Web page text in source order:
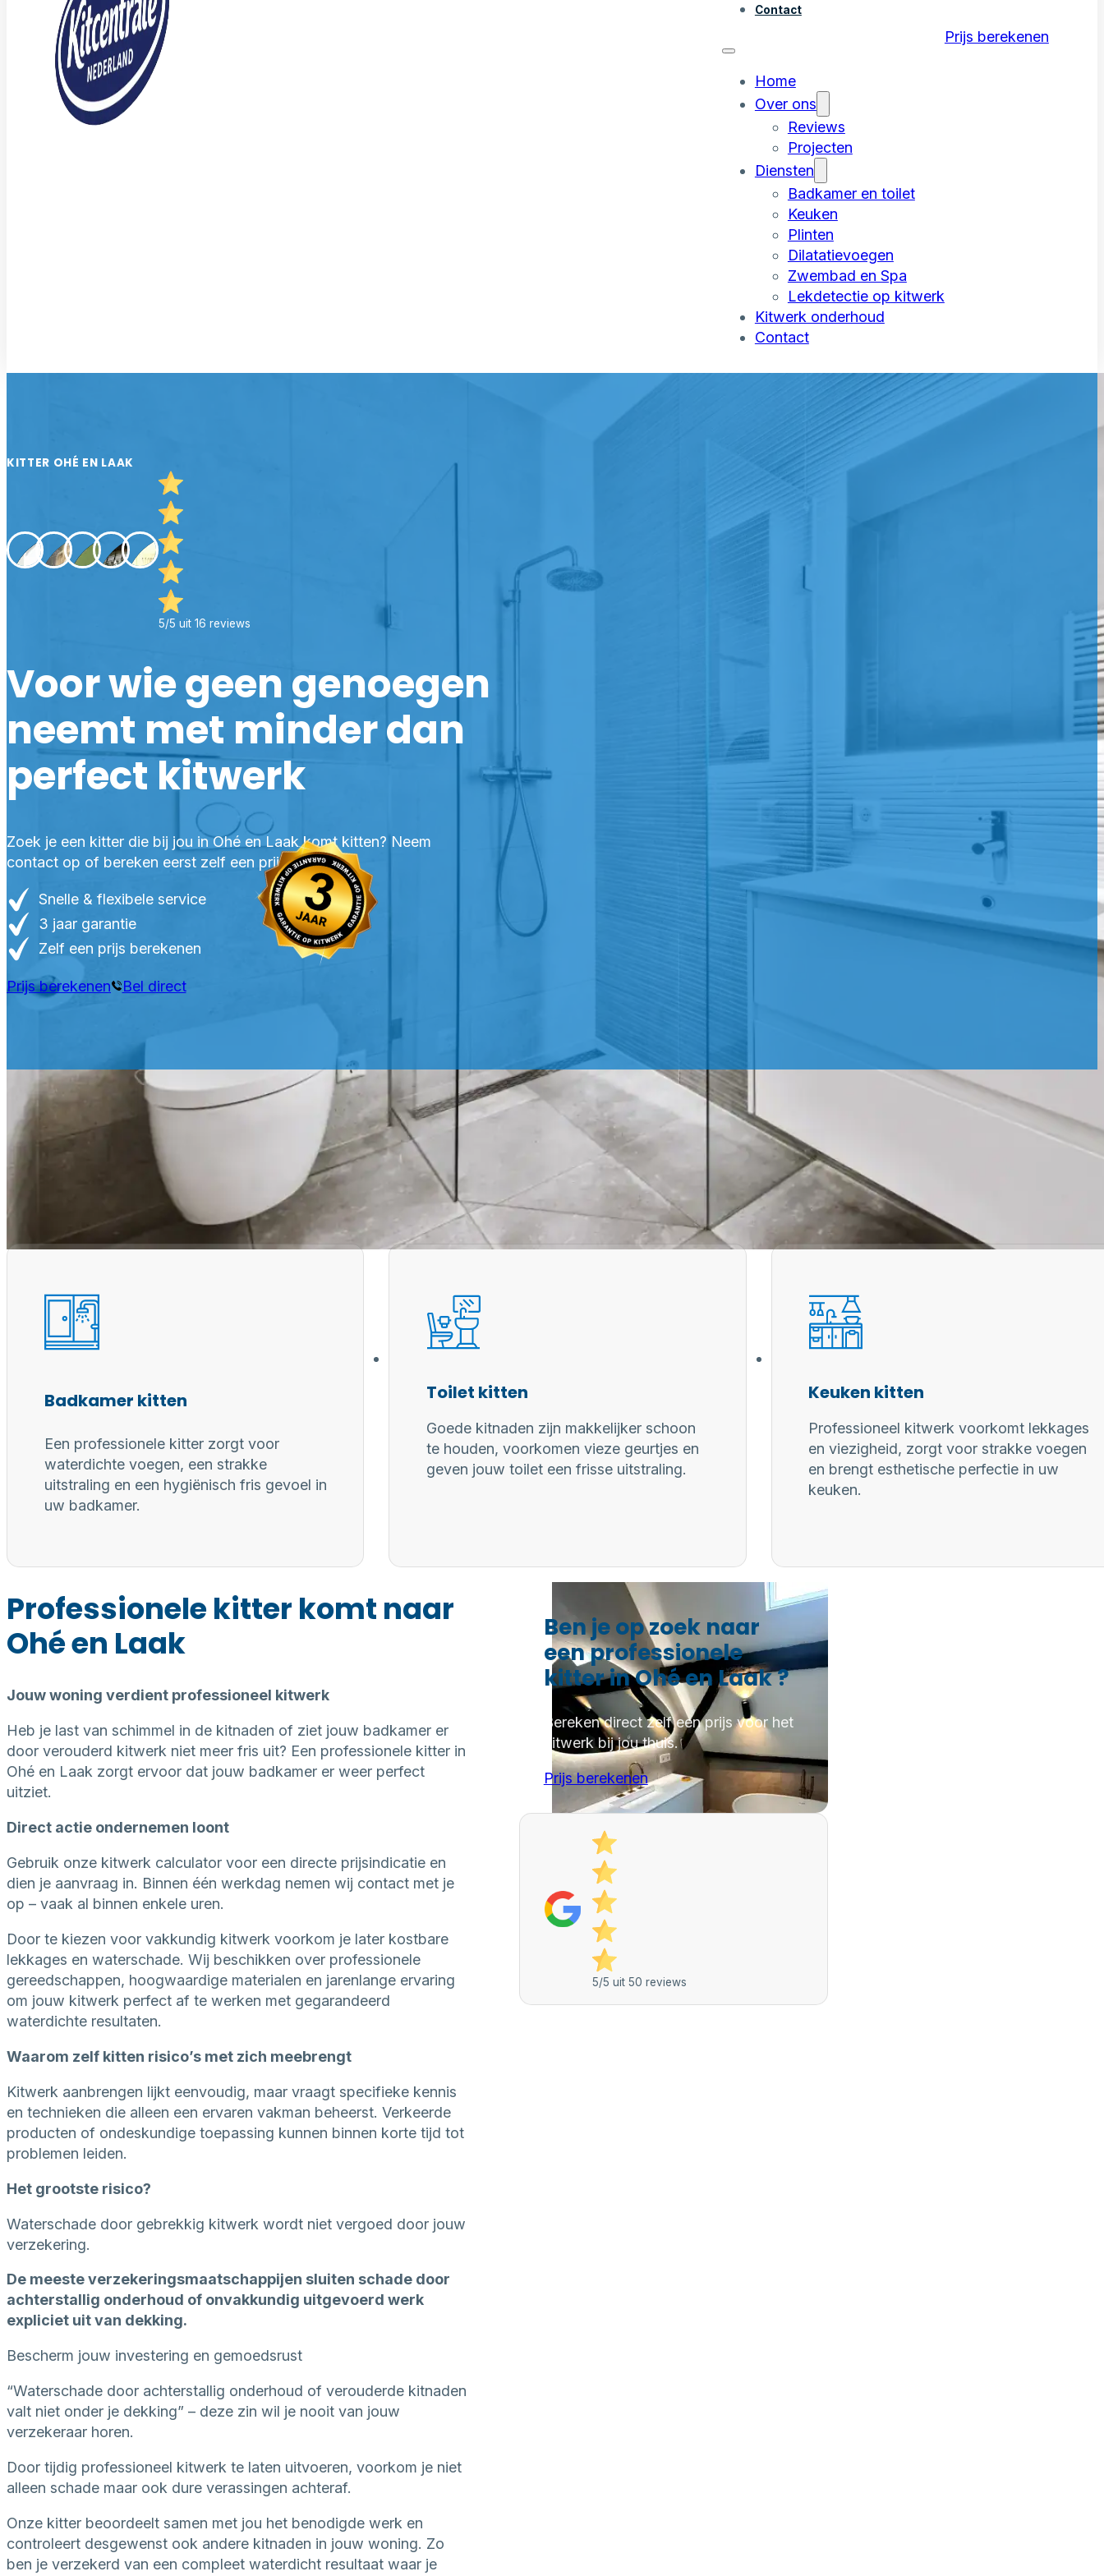
Contact
Home
Over ons
Reviews
Projecten
Diensten
Badkamer en toilet
Keuken
Plinten
Dilatatievoegen
Zwembad en Spa
Lekdetectie op kitwerk
Kitwerk onderhoud
Contact
Prijs berekenen
KITTER OHÉ EN LAAK
5/5 uit 16 reviews
Voor wie geen genoegen
neemt met minder dan
perfect kitwerk
Zoek je een kitter die bij jou in Ohé en Laak komt kitten? Neem
contact op of bereken eerst zelf een prijs.
Snelle & flexibele service
3 jaar garantie
Zelf een prijs berekenen
Prijs berekenen Bel direct
PROFESSIONELE KITTER OHÉ EN LAAK
Waarom een professionele kitter?
Professioneel gereedschap, juiste materialen en ervaring zorgen
voor duurzaam, waterdicht en perfect afgewerkt kitwerk
Badkamer kitten
Een professionele kitter zorgt voor
waterdichte voegen, een strakke
uitstraling en een hygiënisch fris gevoel in
uw badkamer.
Toilet kitten
Goede kitnaden zijn makkelijker schoon
te houden, voorkomen vieze geurtjes en
geven jouw toilet een frisse uitstraling.
Keuken kitten
Professioneel kitwerk voorkomt lekkages
en viezigheid, zorgt voor strakke voegen
en brengt esthetische perfectie in uw
keuken.
Professionele kitter komt naar
Ohé en Laak
Jouw woning verdient professioneel kitwerk
Heb je last van schimmel in de kitnaden of ziet jouw badkamer er
door verouderd kitwerk niet meer fris uit? Een professionele kitter in
Ohé en Laak zorgt ervoor dat jouw badkamer er weer perfect
uitziet.
Direct actie ondernemen loont
Gebruik onze kitwerk calculator voor een directe prijsindicatie en
dien je aanvraag in. Binnen één werkdag nemen wij contact met je
op – vaak al binnen enkele uren.
Door te kiezen voor vakkundig kitwerk voorkom je later kostbare
lekkages en waterschade. Wij beschikken over professionele
gereedschappen, hoogwaardige materialen en jarenlange ervaring
om jouw kitwerk perfect af te werken met gegarandeerd
waterdichte resultaten.
Waarom zelf kitten risico’s met zich meebrengt
Kitwerk aanbrengen lijkt eenvoudig, maar vraagt specifieke kennis
en technieken die alleen een ervaren vakman beheerst. Verkeerde
producten of ondeskundige toepassing kunnen binnen korte tijd tot
problemen leiden.
Het grootste risico?
Waterschade door gebrekkig kitwerk wordt niet vergoed door jouw
verzekering.
De meeste verzekeringsmaatschappijen sluiten schade door
achterstallig onderhoud of onvakkundig uitgevoerd werk
expliciet uit van dekking.
Bescherm jouw investering en gemoedsrust
“Waterschade door achterstallig onderhoud of verouderde kitnaden
valt niet onder je dekking” – deze zin wil je nooit van jouw
verzekeraar horen.
Door tijdig professioneel kitwerk te laten uitvoeren, voorkom je niet
alleen schade maar ook dure verassingen achteraf.
Onze kitter beoordeelt samen met jou het benodigde werk en
controleert desgewenst ook andere kitnaden in jouw woning. Zo
ben je verzekerd van een compleet waterdicht resultaat waar je
Ben je op zoek naar
een professionele
kitter in Ohé en Laak ?
Bereken direct zelf een prijs voor het
kitwerk bij jou thuis.
Prijs berekenen
5/5 uit 50 reviews